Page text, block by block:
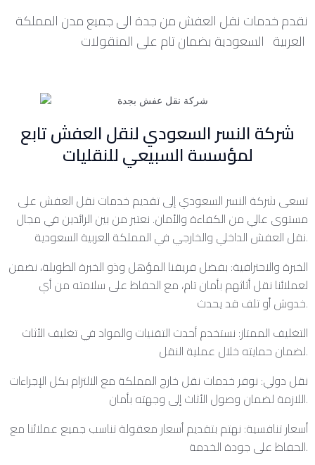
نقدم خدمات نقل العفش من جدة الى جميع مدن المملكة
شركة النسر السعودي لنقل العفش تابع
لمؤسسة السبيعي للنقليات
تسعى شركة النسر السعودي إلى تقديم خدمات نقل العفش على
مستوى عالي من الكفاءة والأمان. نعتبر من بين الرائدين في مجال
نقل العفش الداخلي والخارجي في المملكة العربية السعودية.
الخبرة والاحترافية: بفضل فريقنا المؤهل وذو الخبرة الطويلة، نضمن
لعملائنا نقل أثاثهم بأمان تام، مع الحفاظ على سلامته من أي
خدوش أو تلف قد يحدث.
التغليف الممتاز: نستخدم أحدث التقنيات والمواد في تغليف الأثاث
لضمان حمايته خلال عملية النقل.
نقل دولي: نوفر خدمات نقل خارج المملكة مع الالتزام بكل الإجراءات
اللازمة لضمان وصول الأثاث إلى وجهته بأمان.
أسعار تنافسية: نهتم بتقديم أسعار معقولة تناسب جميع عملائنا مع
الحفاظ على جودة الخدمة.